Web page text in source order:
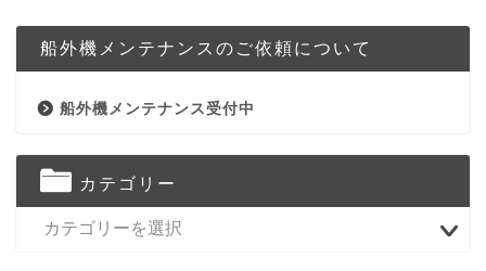
船外機メンテナンスのご依頼について
船外機メンテナンス受付中
カテゴリー